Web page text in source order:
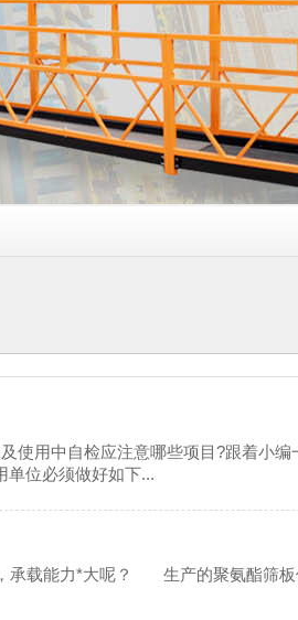
使用中自检应注意哪些项目?跟着
单位必须做好如下...
承载能力*大呢？ 生产的聚氨酯筛板